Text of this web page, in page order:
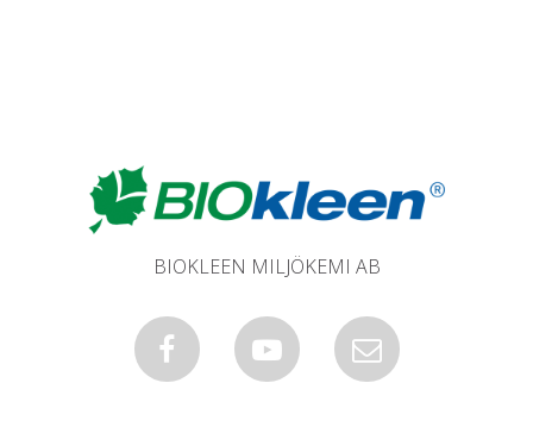
BIOKLEEN MILJÖKEMI AB